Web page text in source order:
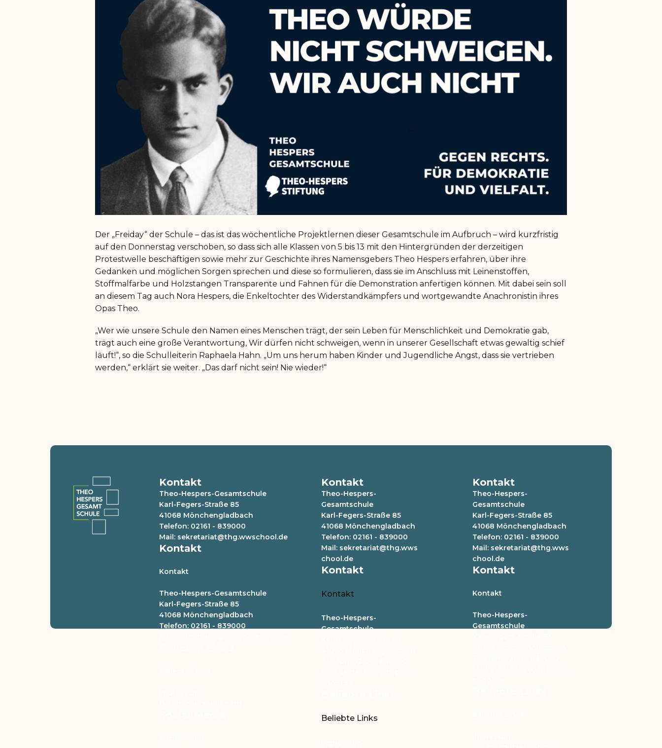
Der „Freiday“ der Schule – das ist das wöchentliche Projektlernen dieser Gesamtschule im Aufbruch – wird kurzfristig
auf den Donnerstag verschoben, so dass sich alle Klassen von 5 bis 13 mit den Hintergründen der derzeitigen
Protestwelle beschäftigen sowie mehr zur Geschichte ihres Namensgebers Theo Hespers erfahren, über ihre
Gedanken und möglichen Sorgen sprechen und diese so formulieren, dass sie im Anschluss mit Leinenstoffen,
Stoffmalfarbe und Holzstangen Transparente und Fahnen für die Demonstration anfertigen können. Mit dabei sein soll
an diesem Tag auch Nora Hespers, die Enkeltochter des Widerstandkämpfers und wortgewandte Anachronistin ihres
Opas Theo.
„Wer wie unsere Schule den Namen eines Menschen trägt, der sein Leben für Menschlichkeit und Demokratie gab,
trägt auch eine große Verantwortung, Wir dürfen nicht schweigen, wenn in unserer Gesellschaft etwas gewaltig schief
läuft!“, so die Schulleiterin Raphaela Hahn. „Um uns herum haben Kinder und Jugendliche Angst, dass sie vertrieben
werden,“ erklärt sie weiter. „Das darf nicht sein! Nie wieder!“
Kontakt
Theo-Hespers-Gesamtschule
Karl-Fegers-Straße 85
41068 Mönchengladbach
Telefon: 02161 - 839000
Mail: sekretariat@thg.wwschool.de
Kontakt
Kontakt
Theo-Hespers-Gesamtschule
Karl-Fegers-Straße 85
41068 Mönchengladbach
Telefon: 02161 - 839000
Kontakt
Theo-Hespers-
Gesamtschule
Karl-Fegers-Straße 85
41068 Mönchengladbach
Telefon: 02161 - 839000
Mail: sekretariat@thg.wws
chool.de
Kontakt
Kontakt
Theo-Hespers-
Gesamtschule
Beliebte Links
Kontakt
Theo-Hespers-
Gesamtschule
Karl-Fegers-Straße 85
41068 Mönchengladbach
Telefon: 02161 - 839000
Mail: sekretariat@thg.wws
chool.de
Kontakt
Kontakt
Theo-Hespers-
Gesamtschule